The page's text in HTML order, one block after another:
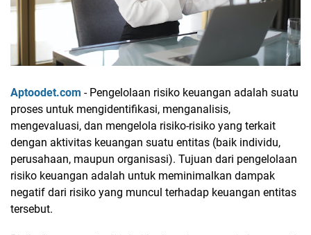
Aptoodet.com - Pengelolaan risiko keuangan adalah suatu
proses untuk mengidentifikasi, menganalisis,
mengevaluasi, dan mengelola risiko-risiko yang terkait
dengan aktivitas keuangan suatu entitas (baik individu,
perusahaan, maupun organisasi). Tujuan dari pengelolaan
risiko keuangan adalah untuk meminimalkan dampak
negatif dari risiko yang muncul terhadap keuangan entitas
tersebut.